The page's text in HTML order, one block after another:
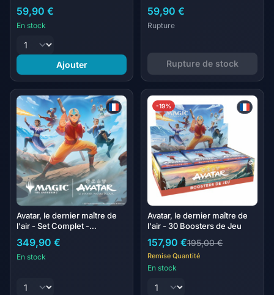
59,90 €
En stock
Ajouter
59,90 €
Rupture
Rupture de stock
Avatar, le dernier maître de
l'air - Set Complet -
349,90 €
En stock
-19%
Avatar, le dernier maître de
l'air - 30 Boosters de Jeu
157,90 €195,00 €
Remise Quantité
En stock